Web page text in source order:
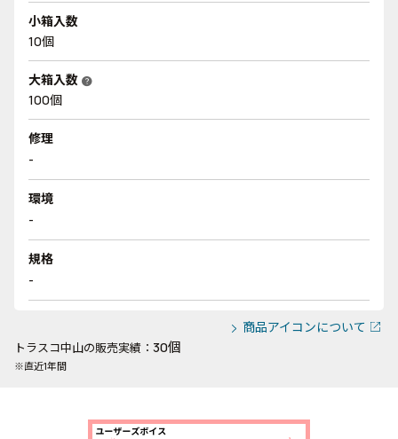
小箱入数
10個
大箱入数 help
100個
修理
-
環境
-
規格
-
商品アイコンについて
トラスコ中山の販売実績： 30個
※直近1年間